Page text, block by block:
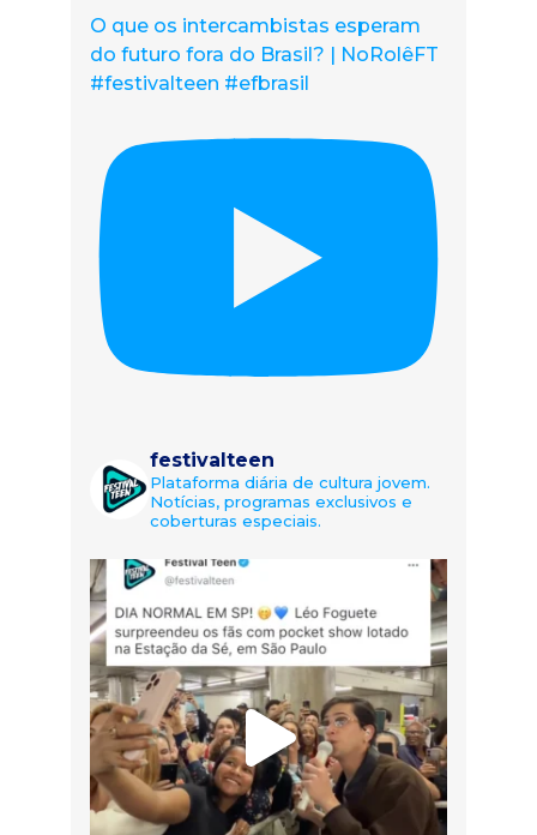
O que os intercambistas esperam
do futuro fora do Brasil? | NoRolêFT
#festivalteen #efbrasil
festivalteen
Plataforma diária de cultura jovem.
Notícias, programas exclusivos e
coberturas especiais.